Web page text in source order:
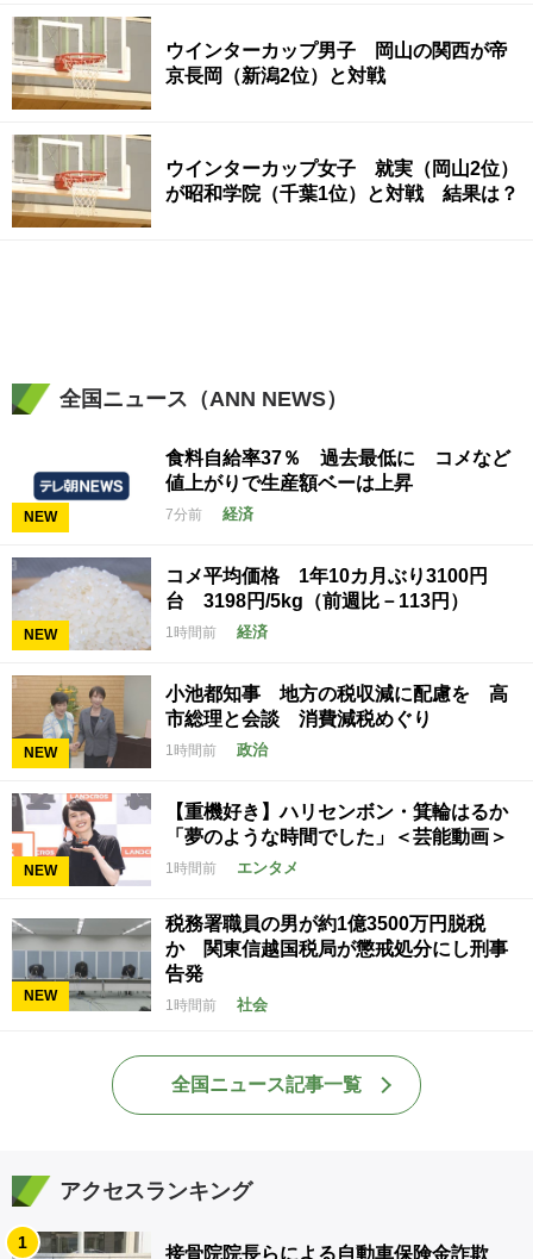
ウインターカップ男子 岡山の関西が帝
京長岡（新潟2位）と対戦
ウインターカップ女子 就実（岡山2位）
が昭和学院（千葉1位）と対戦 結果は？
全国ニュース（ANN NEWS）
NEW
食料自給率37％ 過去最低に コメなど
値上がりで生産額ベーは上昇
7分前 経済
NEW
コメ平均価格 1年10カ月ぶり3100円
台 3198円/5kg（前週比－113円）
1時間前 経済
NEW
小池都知事 地方の税収減に配慮を 高
市総理と会談 消費減税めぐり
1時間前 政治
NEW
【重機好き】ハリセンボン・箕輪はるか
「夢のような時間でした」＜芸能動画＞
1時間前 エンタメ
NEW
税務署職員の男が約1億3500万円脱税
か 関東信越国税局が懲戒処分にし刑事
告発
1時間前 社会
全国ニュース記事一覧
アクセスランキング
1
接骨院院長らによる自動車保険金詐欺